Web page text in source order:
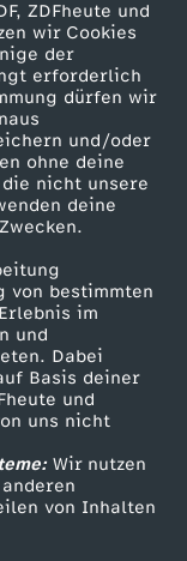
ZDFheute und
wir Cookies
der
erforderlich
dürfen wir
und/oder
ohne deine
nicht unsere
deine
von bestimmten
im
und
Dabei
Basis deiner
und
uns nicht
Wir nutzen
von Inhalten
ZDF